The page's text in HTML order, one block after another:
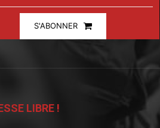
S'ABONNER
LIBRE !